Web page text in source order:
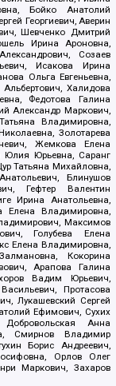
Бойко Анатолий
Георгиевич, Аверин
Шевченко Дмитрий
Ирина Ароновна,
Созаев
Исакова Ирина
Ольга Евгеньевна,
Халидова
Федотова Галина
Александр Маркович,
Владимировна,
Золотарева
Жемкова Елена
Юлия Юрьевна, Саранг
Татьяна Михайловна,
Блинушов
Гефтер Валентин
Ирина Анатольевна,
Елена Владимировна,
Максимов
Голубева Елена
Елена Владимировна,
Кокорина
Арапова Галина
Вадим Юрьевич,
Протасова
Лукашевский Сергей
Ефимович, Сухих
Анна
Смирнов Владимир
Борис Андреевич,
Орлов Олег
Маркович, Захаров